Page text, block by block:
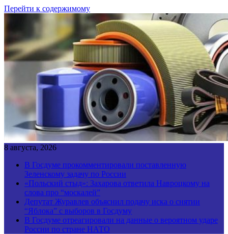
Перейти к содержимому
8 августа, 2026
В Госдуме прокомментировали поставленную
Зеленскому задачу по России
«Польский стыд»: Захарова ответила Навроцкому на
слова про “москалей”
Депутат Журавлев объяснил подачу иска о снятии
“Яблока” с выборов в Госдуму
В Госдуме отреагировали на данные о вероятном ударе
России по стране НАТО